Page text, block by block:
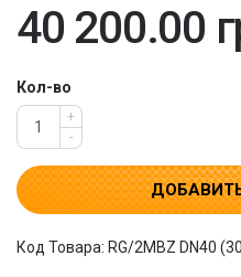
40 200.00
Кол-во
+
-
Код Товара: RG/2MBZ DN40